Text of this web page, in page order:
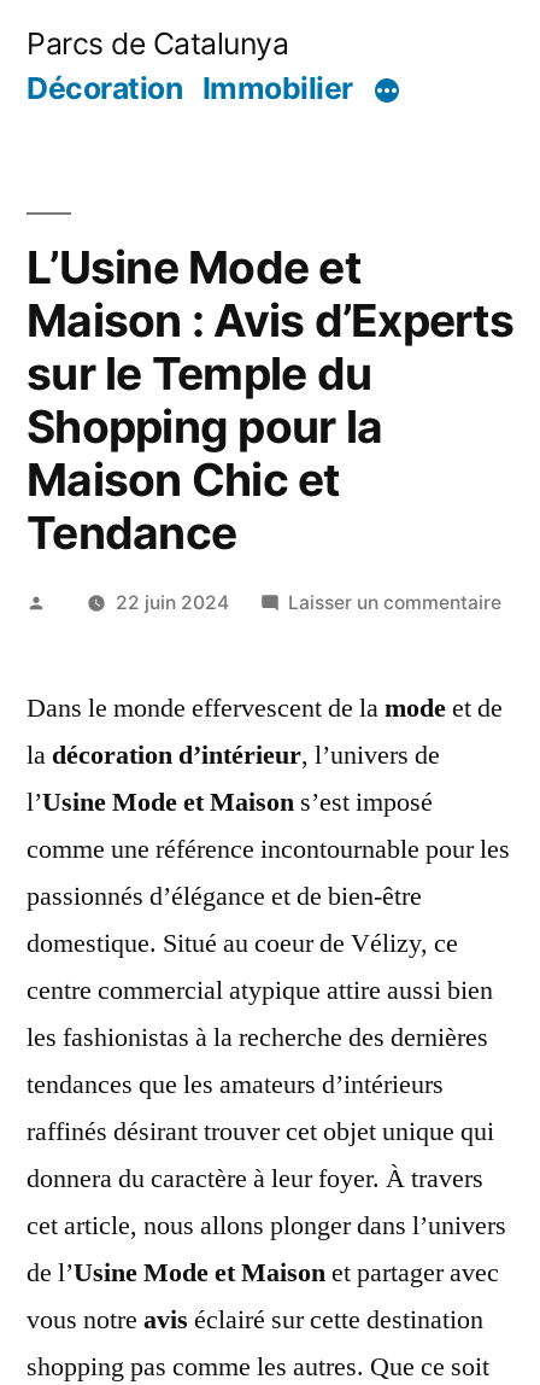
Parcs de Catalunya
Décoration Immobilier
L’Usine Mode et
Maison : Avis d’Experts
sur le Temple du
Shopping pour la
Maison Chic et
Tendance
Publié 22 juin 2024 Laisser un commentairesur
et
Dans le monde effervescent de lamodeet de
la décoration d’intérieur, l’univers de
l’Usine Mode et Maison s’est imposé
comme une référence incontournable pour les
passionnés d’élégance et de bien-être
domestique. Situé au coeur de Vélizy, ce
centre commercial atypique attire aussi bien
les fashionistas à la recherche des dernières
tendances que les amateurs d’intérieurs
raffinés désirant trouver cet objet unique qui
donnera du caractère à leur foyer. À travers
cet article, nous allons plonger dans l’univers
de l’Usine Mode et Maisonet partager avec
vous notre avis éclairé sur cette destination
shopping pas comme les autres. Que ce soit